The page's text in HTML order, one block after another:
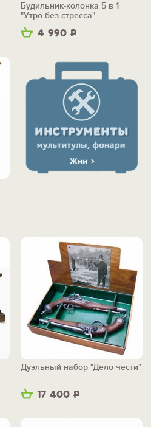
4 990 Р
Будильник-колонка 5 в 1
"Утро без стресса"
17 400 Р
Дуэльный набор "Дело чести"